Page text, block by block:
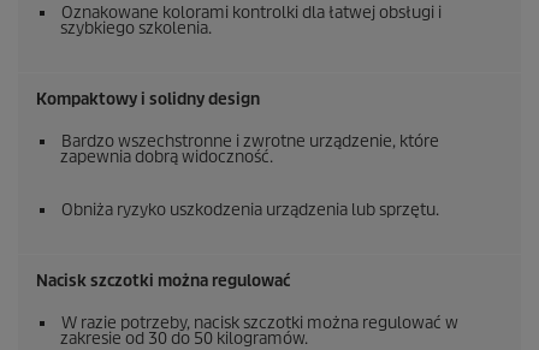
Oznakowane kolorami kontrolki dla łatwej obsługi i
szybkiego szkolenia.
Kompaktowy i solidny design
Bardzo wszechstronne i zwrotne urządzenie, które
zapewnia dobrą widoczność.
Obniża ryzyko uszkodzenia urządzenia lub sprzętu.
Nacisk szczotki można regulować
W razie potrzeby, nacisk szczotki można regulować w
zakresie od 30 do 50 kilogramów.